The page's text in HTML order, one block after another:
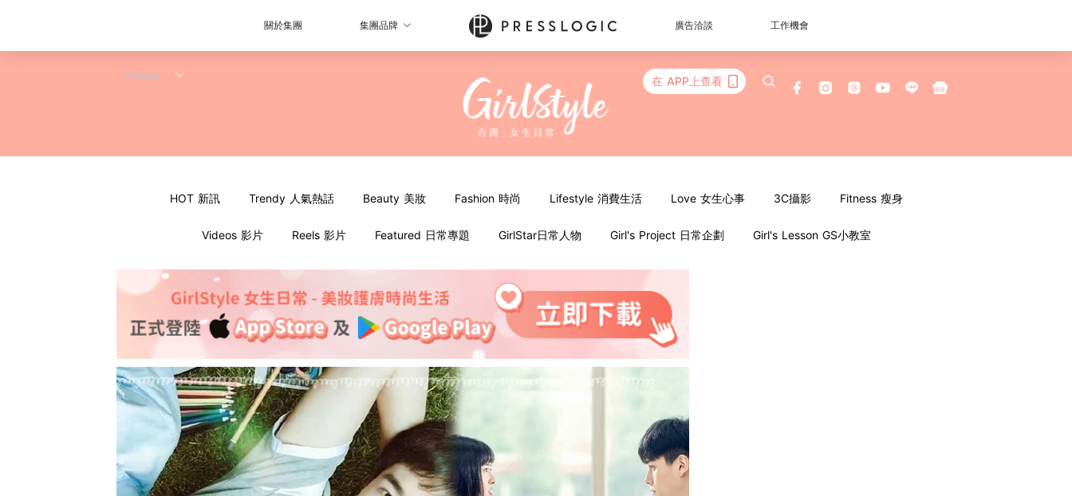
關於集團 集團品牌 廣告洽談 工作機會
在 APP上查看
HOT 新訊 Trendy 人氣熱話 Beauty 美妝 Fashion 時尚 Lifestyle 消費生活 Love 女生心事 3C攝影 Fitness 瘦身
Videos 影片 Reels 影片 Featured 日常專題 GirlStar日常人物 Girl's Project 日常企劃 Girl's Lesson GS小教室